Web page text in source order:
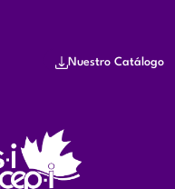
Nuestro Catálogo